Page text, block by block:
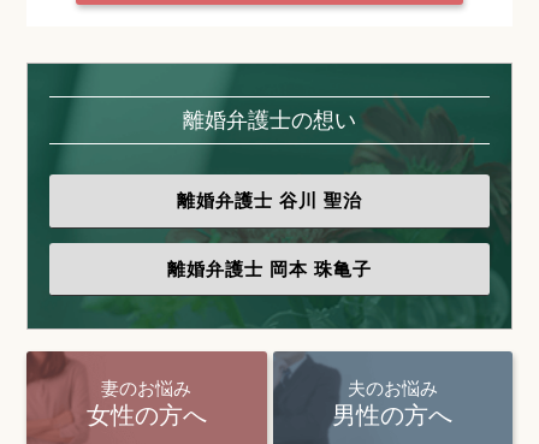
離婚弁護士の想い
離婚弁護士 谷川 聖治
離婚弁護士 岡本 珠亀子
妻のお悩み
女性の方へ
夫のお悩み
男性の方へ